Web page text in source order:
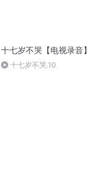
十七岁不哭【电视录音】
十七岁不哭.10